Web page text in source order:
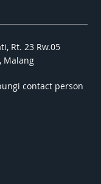
Rt. 23 Rw.05
Malang
contact person